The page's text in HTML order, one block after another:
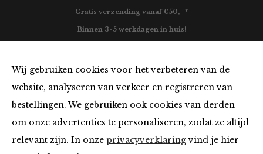
Wij gebruiken cookies voor het verbeteren van de
website, analyseren van verkeer en registreren van
bestellingen. We gebruiken ook cookies van derden
om onze advertenties te personaliseren, zodat ze altijd
relevant zijn. In onze privacyverklaringvind je hier
Gratis verzending vanaf €50,- *
Binnen 3-5 werkdagen in huis!
Tops en Blouses